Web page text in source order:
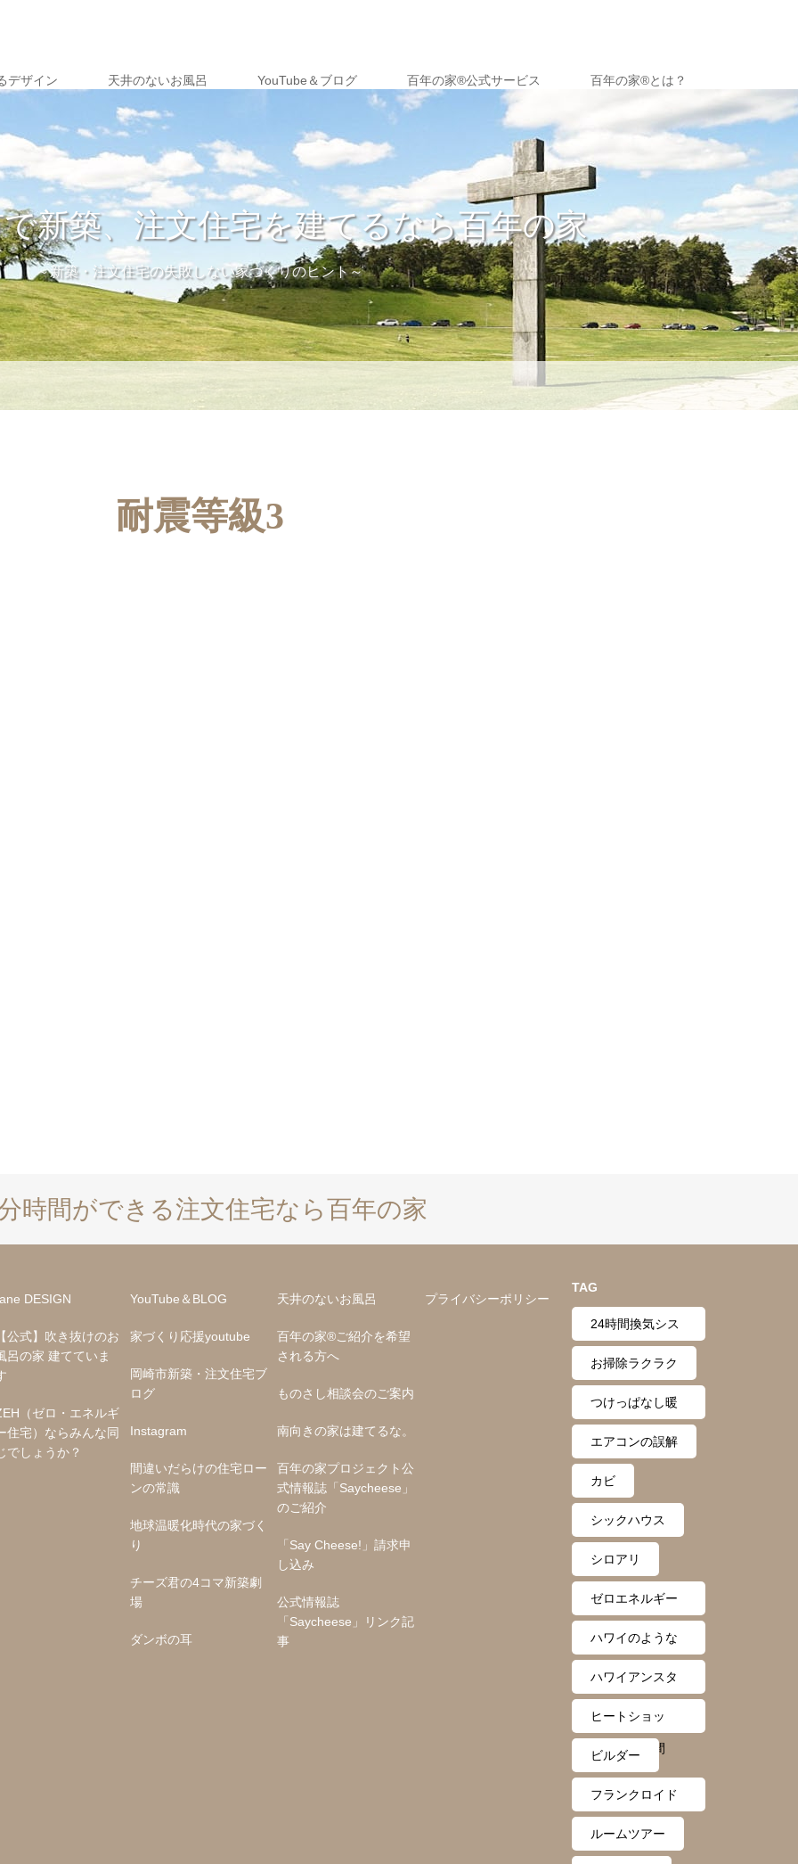
デザイン 天井のないお風呂 YouTube＆ブログ 百年の家®️公式サービス 百年の家®︎とは？
新築、注文住宅を建てるなら百年の家
～新築・注文住宅の失敗しない家づくりのヒント～
耐震等級3
時間ができる注文住宅なら百年の家
DESIGN
公式】吹き抜けのお
呂の家 建てていま
（ゼロ・エネルギ
住宅）ならみんな同
でしょうか？
YouTube＆BLOG
家づくり応援youtube
岡崎市新築・注文住宅ブ
ログ
Instagram
間違いだらけの住宅ロー
ンの常識
地球温暖化時代の家づく
り
チーズ君の4コマ新築劇
場
ダンボの耳
天井のないお風呂
百年の家®️ご紹介を希望
される方へ
ものさし相談会のご案内
南向きの家は建てるな。
百年の家プロジェクト公
式情報誌「Saycheese」
のご紹介
「Say Cheese!」請求申
し込み
公式情報誌
「Saycheese」リンク記
事
プライバシーポリシー
TAG
24時間換気シス
テム
お掃除ラクラク
つけっぱなし暖
エアコンの誤解
カビ
シックハウス
シロアリ
ゼロエネルギー
住宅
ハワイのような
住み心地
ハワイアンスタ
イル
ヒートショッ
ク・ゼロ月間
ビルダー
フランクロイド
ライト
ルームツアー